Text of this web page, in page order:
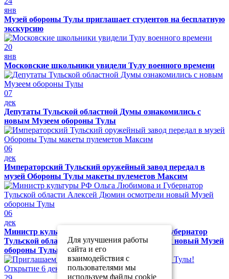
янв
Музей обороны Тулы приглашает студентов на бесплатную
экскурсию
20
янв
Московские школьники увидели Тулу военного времени
07
дек
Депутаты Тульской областной Думы ознакомились с
новым Музеем обороны Тулы
06
дек
Императорский Тульский оружейный завод передал в
музей Обороны Тулы макеты пулеметов Максим
06
дек
Министр культуры РФ Ольга Любимова и Губернатор
Тульской области Алексей Дюмин осмотрели новый Музей
обороны Тулы
Для улучшения работы
сайта и его
взаимодействия с
пользователями мы
используем файлы cookie